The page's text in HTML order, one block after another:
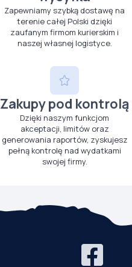
Zapewniamy szybką dostawę na
terenie całej Polski dzięki
zaufanym firmom kurierskim i
naszej własnej logistyce.
Zakupy pod kontrolą
Dzięki naszym funkcjom
akceptacji, limitów oraz
generowania raportów, zyskujesz
pełną kontrolę nad wydatkami
swojej firmy.